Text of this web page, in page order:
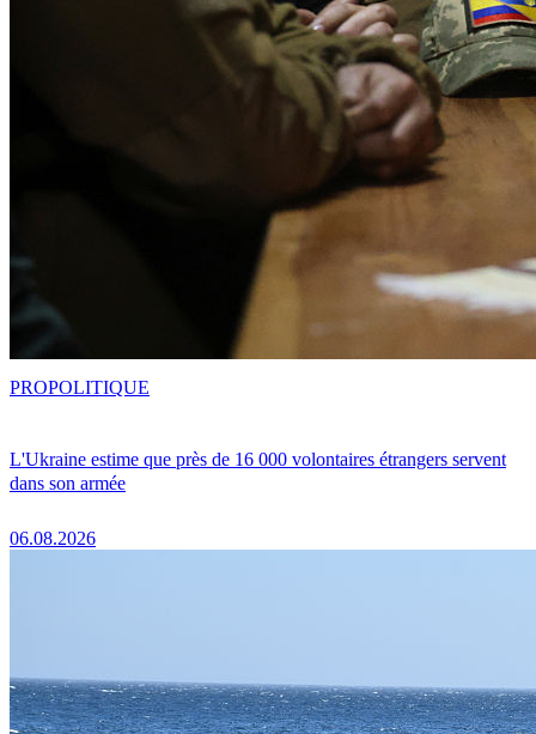
L'Ukraine estime que près de 16 000 volontaires étrangers servent
dans son armée
06.08.2026
PROPOLITIQUE